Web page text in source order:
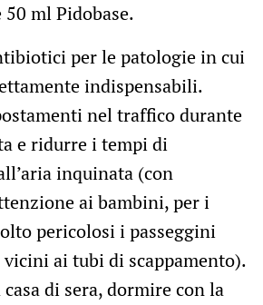
50 ml Pidobase.
per le patologie in cui
indispensabili.
nel traffico durante
e ridurre i tempi di
inquinata (con
ai bambini, per i
pericolosi i passeggini
ai tubi di scappamento).
di sera, dormire con la